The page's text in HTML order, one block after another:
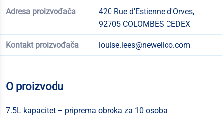
Adresa proizvođača
420 Rue d'Estienne d'Orves,
92705 COLOMBES CEDEX
Kontakt proizvođača louise.lees@newellco.com
O proizvodu
7.5L kapacitet – priprema obroka za 10 osoba